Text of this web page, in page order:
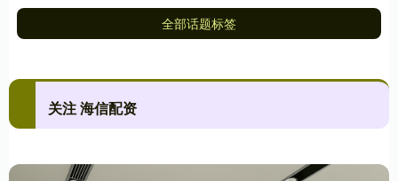
全部话题标签
关注 海信配资